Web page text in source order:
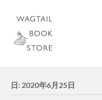
日: 2020年6月25日